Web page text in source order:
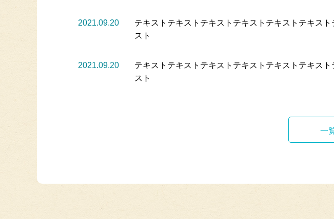
2021.09.20
テキストテキストテキストテキストテキストテキス
スト
2021.09.20
テキストテキストテキストテキストテキストテキス
スト
一